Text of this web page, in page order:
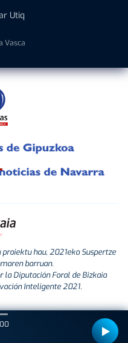
Utiq
Vasca
hau, 2021eko Suspertze
barruan.
la Diputación Foral de Bizkaia
Inteligente 2021.